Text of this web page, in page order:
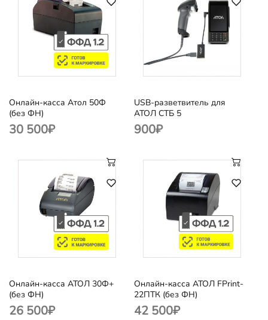
Онлайн-касса Атол 50Ф
(без ФН)
30 500₽
USB-разветвитель для
АТОЛ СТБ 5
900₽
Онлайн-касса АТОЛ 30Ф+
(без ФН)
26 500₽
Онлайн-касса АТОЛ FPrint-
22ПТК (без ФН)
42 500₽